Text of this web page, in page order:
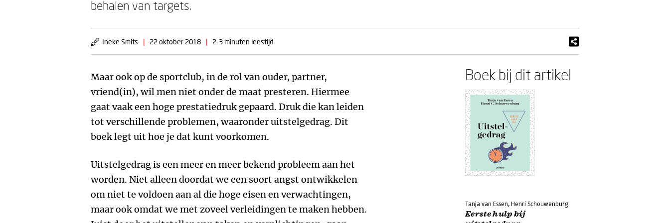
behalen van targets.
Ineke Smits | 22 oktober 2018 | 2-3 minuten leestijd
Maar ook op de sportclub, in de rol van ouder, partner,
vriend(in), wil men niet onder de maat presteren. Hiermee
gaat vaak een hoge prestatiedruk gepaard. Druk die kan leiden
tot verschillende problemen, waaronder uitstelgedrag. Dit
boek legt uit hoe je dat kunt voorkomen.
Uitstelgedrag is een meer en meer bekend probleem aan het
worden. Niet alleen doordat we een soort angst ontwikkelen
om niet te voldoen aan al die hoge eisen en verwachtingen,
maar ook omdat we met zoveel verleidingen te maken hebben.
Boek bij dit artikel
Tanja van Essen, Henri Schouwenburg
Eerste hulp bij